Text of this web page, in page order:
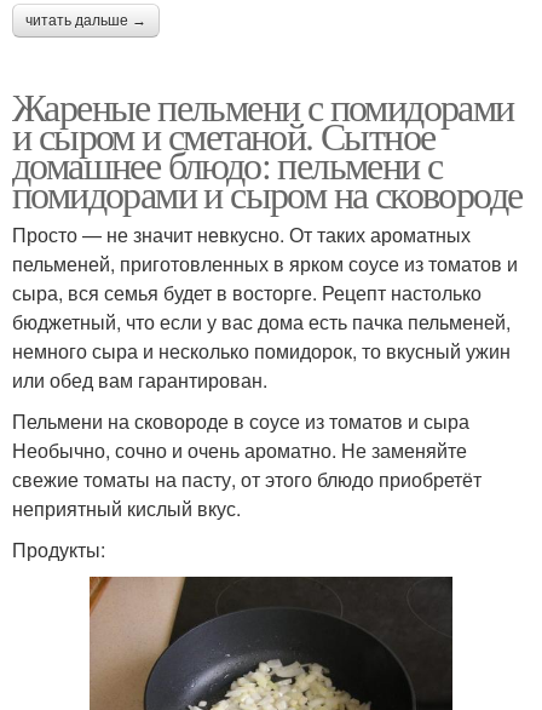
читать дальше →
Жареные пельмени с помидорами
и сыром и сметаной. Сытное
домашнее блюдо: пельмени с
помидорами и сыром на сковороде
Просто — не значит невкусно. От таких ароматных
пельменей, приготовленных в ярком соусе из томатов и
сыра, вся семья будет в восторге. Рецепт настолько
бюджетный, что если у вас дома есть пачка пельменей,
немного сыра и несколько помидорок, то вкусный ужин
или обед вам гарантирован.
Пельмени на сковороде в соусе из томатов и сыра
Необычно, сочно и очень ароматно. Не заменяйте
свежие томаты на пасту, от этого блюдо приобретёт
неприятный кислый вкус.
Продукты: